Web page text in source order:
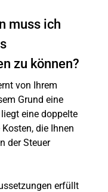
muss ich
zu können?
von Ihrem
Grund eine
eine doppelte
die Ihnen
der Steuer
erfüllt